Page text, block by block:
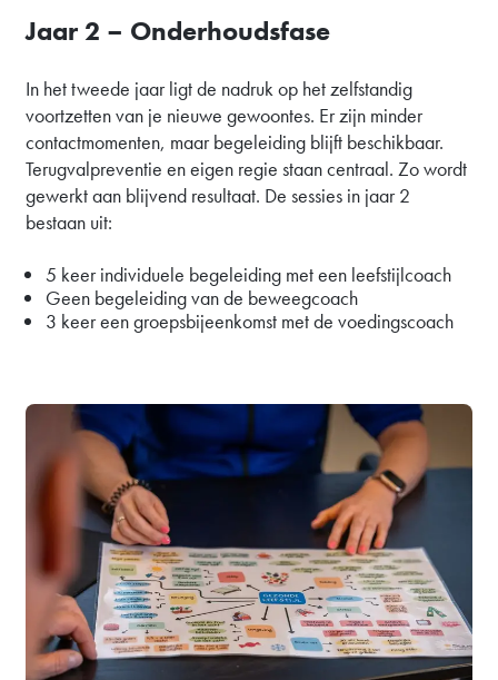
Jaar 2 – Onderhoudsfase
In het tweede jaar ligt de nadruk op het zelfstandig
voortzetten van je nieuwe gewoontes. Er zijn minder
contactmomenten, maar begeleiding blijft beschikbaar.
Terugvalpreventie en eigen regie staan centraal. Zo wordt
gewerkt aan blijvend resultaat. De sessies in jaar 2
bestaan uit:
5 keer individuele begeleiding met een leefstijlcoach
Geen begeleiding van de beweegcoach
3 keer een groepsbijeenkomst met de voedingscoach